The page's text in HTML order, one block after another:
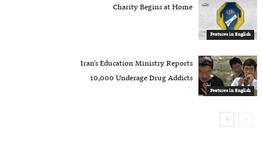
Features in English
Charity Begins at Home
Features in English
Iran’s Education Ministry Reports
10,000 Underage Drug Addicts